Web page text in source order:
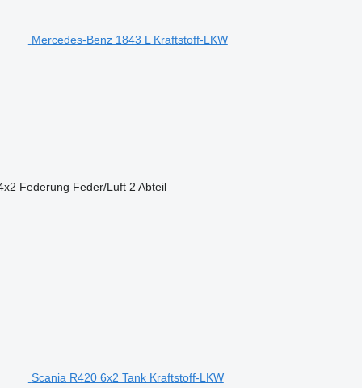
Mercedes-Benz 1843 L Kraftstoff-LKW
Federung Feder/Luft 2 Abteil
Scania R420 6x2 Tank Kraftstoff-LKW